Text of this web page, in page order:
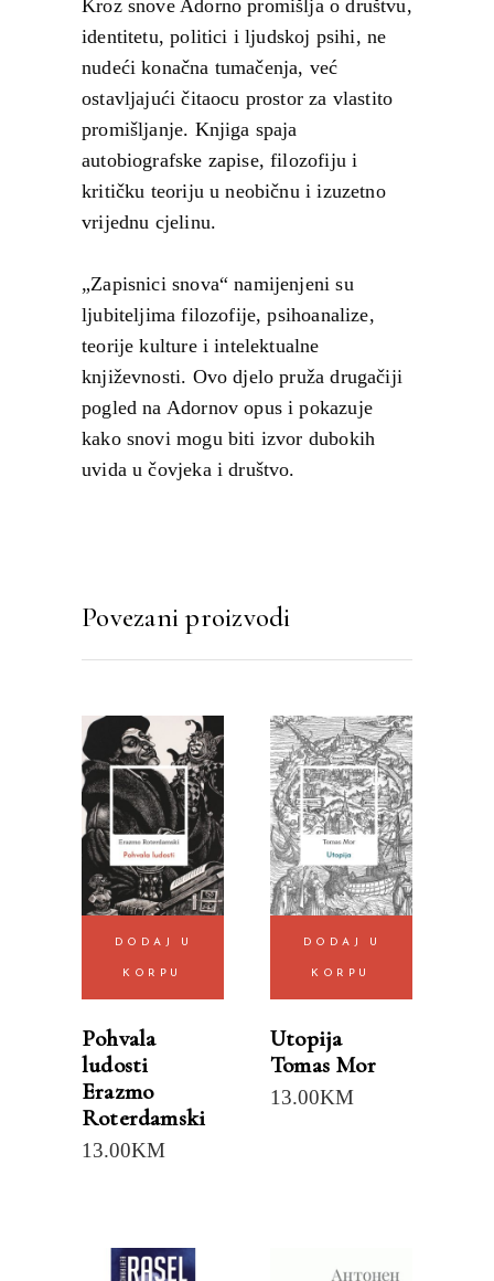
Kroz snove Adorno promišlja o društvu,
identitetu, politici i ljudskoj psihi, ne
nudeći konačna tumačenja, već
ostavljajući čitaocu prostor za vlastito
promišljanje. Knjiga spaja
autobiografske zapise, filozofiju i
kritičku teoriju u neobičnu i izuzetno
vrijednu cjelinu.
„Zapisnici snova“ namijenjeni su
ljubiteljima filozofije, psihoanalize,
teorije kulture i intelektualne
književnosti. Ovo djelo pruža drugačiji
pogled na Adornov opus i pokazuje
kako snovi mogu biti izvor dubokih
uvida u čovjeka i društvo.
Povezani proizvodi
DODAJ U
KORPU
Pohvala
ludosti
Erazmo
Roterdamski
13.00KM
DODAJ U
KORPU
Utopija
Tomas Mor
13.00KM